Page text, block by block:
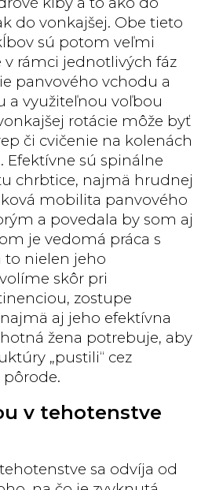
do vonkajšej. Obe tieto
sú potom veľmi
rámci jednotlivých fáz
panvového vchodu a
a využiteľnou voľbou
rotácie môže byť
či cvičenie na kolenách
sú spinálne
chrbtice, najmä hrudnej
mobilita panvového
a povedala by som aj
je vedomá práca s
nielen jeho
skôr pri
zostupe
aj jeho efektívna
žena potrebuje, aby
„pustili“ cez
v tehotenstve
sa odvíja od